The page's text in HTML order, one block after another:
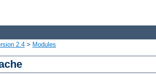
2.4 > Modules